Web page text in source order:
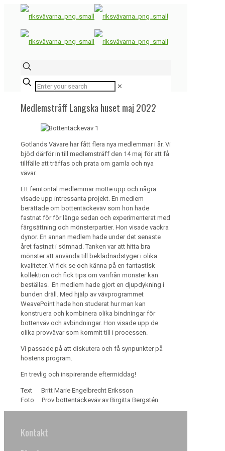
✕
Medlemsträff Langska huset maj 2022
Gotlands Vävare har fått flera nya medlemmar i år. Vi
bjöd därför in till medlemsträff den 14 maj för att få
tillfälle att träffas och prata om gamla och nya
vävar.
Ett femtontal medlemmar mötte upp och några
visade upp intressanta projekt. En medlem
berättade om bottentäckeväv som hon hade
fastnat för för länge sedan och experimenterat med
färgsättning och mönsterpartier. Hon visade vackra
dynor. En annan medlem hade under det senaste
året fastnat i sömnad. Tanken var att hitta bra
mönster att använda till beklädnadstyger i olika
kvaliteter. Vi fick se och känna på en fantastisk
kollektion och fick tips om varifrån mönster kan
beställas. En medlem hade gjort en djupdykning i
bunden dräll. Med hjälp av vävprogrammet
WeavePoint hade hon studerat hur man kan
konstruera och kombinera olika bindningar för
bottenväv och avbindningar. Hon visade upp de
olika provvävar som kommit till i processen.
Vi passade på att diskutera och få synpunkter på
höstens program.
En trevlig och inspirerande eftermiddag!
Text Britt Marie Engelbrecht Eriksson
Foto Prov bottentäckeväv av Birgitta Bergstén
Kontakt